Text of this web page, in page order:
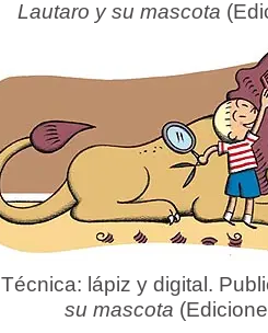
Lautaro y su mascota
Técnica: lápiz y digital.
su mascota